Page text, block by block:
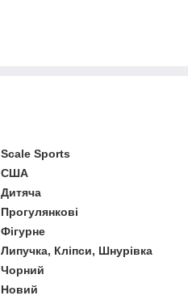
Scale Sports
США
Дитяча
Прогулянкові
Фігурне
Липучка, Кліпси, Шнурівка
Чорний
Новий